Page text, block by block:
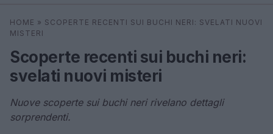
Cerca ⌕ ×
HOME » SCOPERTE RECENTI SUI BUCHI NERI: SVELATI NUOVI
MISTERI
Scoperte recenti sui buchi neri:
svelati nuovi misteri
Nuove scoperte sui buchi neri rivelano dettagli
sorprendenti.